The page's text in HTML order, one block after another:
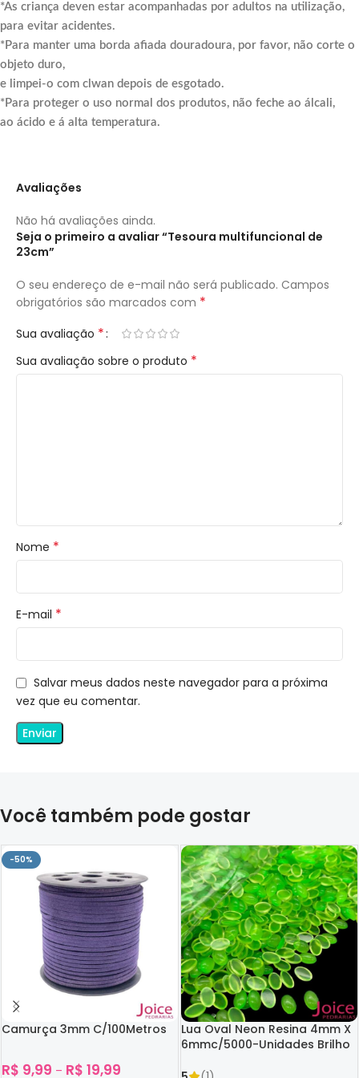
*As criança deven estar acompanhadas por adultos na utilização,
para evitar acidentes.
*Para manter uma borda afiada douradoura, por favor, não corte o
objeto duro,
e limpei-o com clwan depois de esgotado.
*Para proteger o uso normal dos produtos, não feche ao álcali,
ao ácido e á alta temperatura.
Avaliações
Não há avaliações ainda.
Seja o primeiro a avaliar “Tesoura multifuncional de
23cm”
O seu endereço de e-mail não será publicado. Campos
obrigatórios são marcados com *
Sua avaliação *
Sua avaliação sobre o produto *
Nome *
E-mail *
Salvar meus dados neste navegador para a próxima
vez que eu comentar.
Você também pode gostar
-50%
Camurça 3mm C/100Metros
R$ 9,99 – R$ 19,99
Lua Oval Neon Resina 4mm X
6mmc/5000-Unidades Brilho